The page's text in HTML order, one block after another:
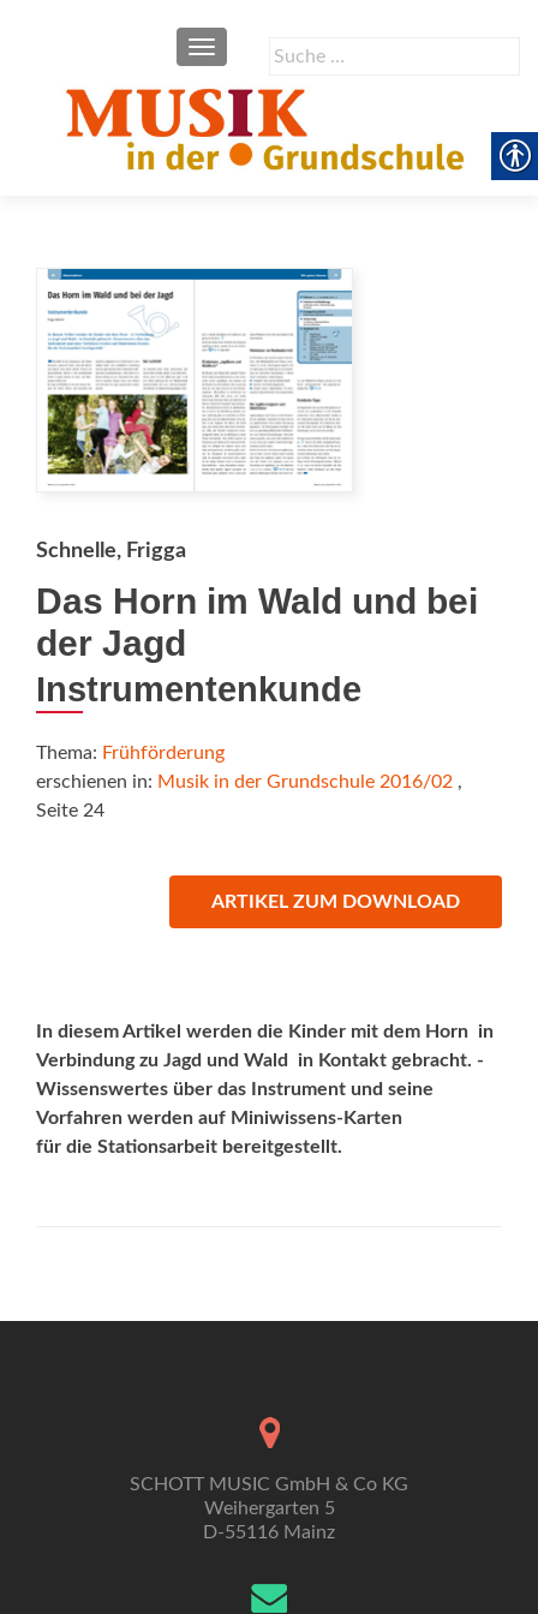
Suche
SCHALTE NAVIGATION
Schnelle, Frigga
Das Horn im Wald und bei
der Jagd
Instrumentenkunde
Thema: Frühförderung
erschienen in: Musik in der Grundschule 2016/02 ,
Seite 24
ARTIKEL ZUM DOWNLOAD
In diesem Artikel werden die Kinder mit dem Horn  in
Verbindung zu Jagd und Wald  in Kontakt gebracht. ­
Wissenswertes über das Instrument und seine
Vorfahren werden auf Miniwissens-Karten
für die Stationsarbeit bereitgestellt.
SCHOTT MUSIC GmbH & Co KG
Weihergarten 5
D-55116 Mainz